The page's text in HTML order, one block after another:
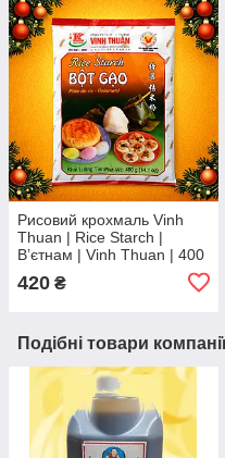
Рисовий крохмаль Vinh
Thuan | Rice Starch |
Вʼєтнам | Vinh Thuan | 400
420 ₴
Подібні товари